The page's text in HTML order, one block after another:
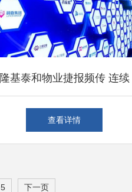
隆基泰和物业捷报频传 连续
三年荣膺中国房地产开发企业
查看详情
5 下一页